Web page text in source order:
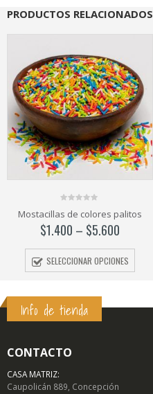
PRODUCTOS RELACIONADOS
out
of
5
Cacao en Rama
$800–$3.200
SELECCIONAR OPCIONES
Info de tienda
CONTACTO
CASA MATRIZ:
Caupolicán 889, Concepción